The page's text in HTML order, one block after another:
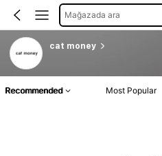
Mağazada ara
cat money
Recommended Most Popular